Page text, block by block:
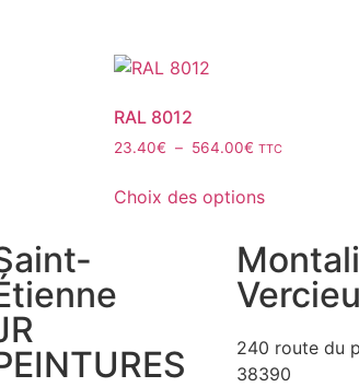
RAL 8012
23.40€ – 564.00€ TTC
Choix des options
Vercieu
240 route du
38390